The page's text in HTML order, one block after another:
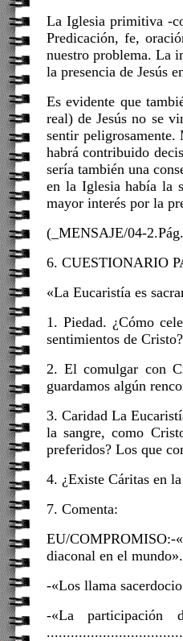
La Iglesia primitiva -
Predicación, fe,
nuestro problema. La
la presencia de Jesús
Es evidente que
real) de Jesús no se
sentir
habrá contribuido
sería también una
en la Iglesia había la
mayor interés por la
(_MENSAJE/04-
6. CUESTIONARIO
«La Eucaristía es
1. Piedad. ¿Cómo
sentimientos de Cristo?
2. El comulgar con
guardamos algún
3. Caridad La
la sangre, como
preferidos? Los que
4. ¿Existe Cáritas en
7. Comenta:
EU/COMPROMISO:-
diaconal en el
-«Los llama
-«La